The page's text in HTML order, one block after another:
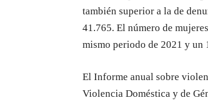
también superior a la de
41.765. El número de
mismo periodo de 2021 y un
El Informe anual sobre
Violencia Doméstica y de